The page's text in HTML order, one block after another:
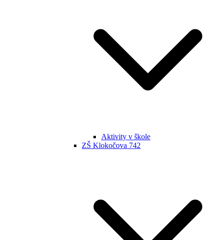
Aktivity v škole
ZŠ Klokočova 742